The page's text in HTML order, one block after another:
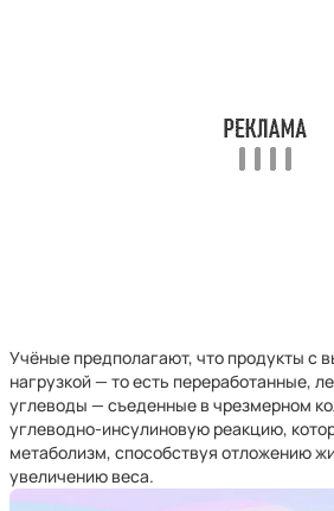
Учёные предполагают, что продукты с
нагрузкой — то есть переработанные,
углеводы — съеденные в чрезмерном
углеводно-инсулиновую реакцию,
метаболизм, способствуя отложению
увеличению веса.